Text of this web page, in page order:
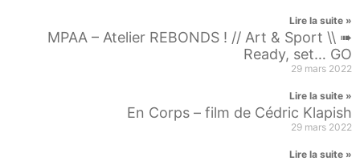
Lire la suite »
MPAA – Atelier REBONDS ! // Art & Sport \\ ➠
Ready, set… GO
29 mars 2022
Lire la suite »
En Corps – film de Cédric Klapish
29 mars 2022
Lire la suite »